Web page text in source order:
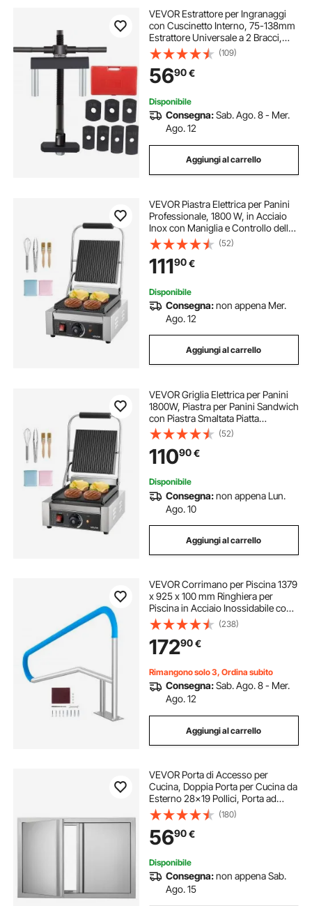
VEVOR Estrattore per Ingranaggi
con Cuscinetto Interno, 75-138mm
Estrattore Universale a 2 Bracci,
Estrattore per Cilindri in Acciaio 45,
7 Piastre di Trazione, Estrattore
Manuale del Rivestimento
(109)
5690€
Disponibile
Consegna:Sab. Ago. 8 - Mer.
Ago. 12
Aggiungi al carrello
VEVOR Piastra Elettrica per Panini
Professionale, 1800 W, in Acciaio
Inox con Maniglia e Controllo della
Temperatura, Piastra Smaltata
Scanalata Piatta da 22 x 23 cm, per
Bistecche, Pancetta
(52)
11190€
Disponibile
Consegna:non appena Mer.
Ago. 12
Aggiungi al carrello
VEVOR Griglia Elettrica per Panini
1800W, Piastra per Panini Sandwich
con Piastra Smaltata Piatta
22x23cm, Piastra in Acciaio Inox,
Maniglia, Controllo della
Temperatura, per Hamburger,
Bistecche
(52)
11090€
Disponibile
Consegna:non appena Lun.
Ago. 10
Aggiungi al carrello
VEVOR Corrimano per Piscina 1379
x 925 x 100 mm Ringhiera per
Piscina in Acciaio Inossidabile con
Piastra di Base per Piscine Interne
Esterne, Ringhiera di Sicurezza per
Piscina con Copertura Maniglia
(238)
17290€
Rimangono solo 3, Ordina subito
Consegna:Sab. Ago. 8 - Mer.
Ago. 12
Aggiungi al carrello
VEVOR Porta di Accesso per
Cucina, Doppia Porta per Cucina da
Esterno 28x19 Pollici, Porta ad
Incasso in Acciaio Inox, Montaggio
ad Incasso, per Isola BBQ, Stazione
per Grigliate, Cucina Esterna
(180)
5690€
Disponibile
Consegna:non appena Sab.
Ago. 15